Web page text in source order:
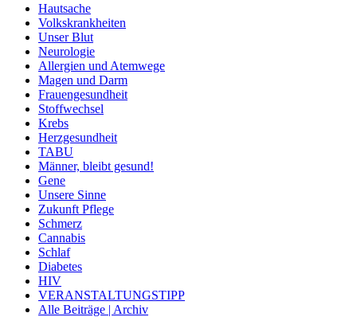
Hautsache
Volkskrankheiten
Unser Blut
Neurologie
Allergien und Atemwege
Magen und Darm
Frauengesundheit
Stoffwechsel
Krebs
Herzgesundheit
TABU
Männer, bleibt gesund!
Gene
Unsere Sinne
Zukunft Pflege
Schmerz
Cannabis
Schlaf
Diabetes
HIV
VERANSTALTUNGSTIPP
Alle Beiträge | Archiv